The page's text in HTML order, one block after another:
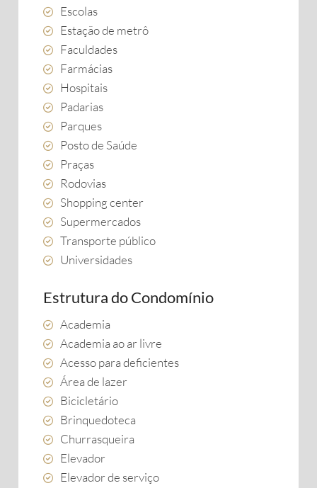
Escolas
Estação de metrô
Faculdades
Farmácias
Hospitais
Padarias
Parques
Posto de Saúde
Praças
Rodovias
Shopping center
Supermercados
Transporte público
Universidades
Estrutura do Condomínio
Academia
Academia ao ar livre
Acesso para deficientes
Área de lazer
Bicicletário
Brinquedoteca
Churrasqueira
Elevador
Elevador de serviço